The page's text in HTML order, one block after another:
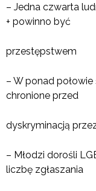
– Jedna czwarta
+ powinno być
przestępstwem
– W ponad
chronione przed
dyskryminacją
– Młodzi dorośli
liczbę zgłaszania